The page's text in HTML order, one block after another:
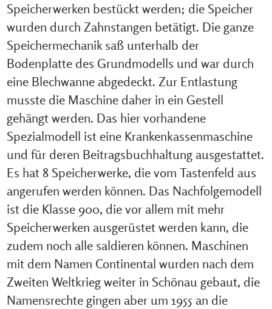
Speicherwerken bestückt werden; die Speicher
wurden durch Zahnstangen betätigt. Die ganze
Speichermechanik saß unterhalb der
Bodenplatte des Grundmodells und war durch
eine Blechwanne abgedeckt. Zur Entlastung
musste die Maschine daher in ein Gestell
gehängt werden. Das hier vorhandene
Spezialmodell ist eine Krankenkassenmaschine
und für deren Beitragsbuchhaltung ausgestattet.
Es hat 8 Speicherwerke, die vom Tastenfeld aus
angerufen werden können. Das Nachfolgemodell
ist die Klasse 900, die vor allem mit mehr
Speicherwerken ausgerüstet werden kann, die
zudem noch alle saldieren können. Maschinen
mit dem Namen Continental wurden nach dem
Zweiten Weltkrieg weiter in Schönau gebaut, die
Namensrechte gingen aber um 1955 an die